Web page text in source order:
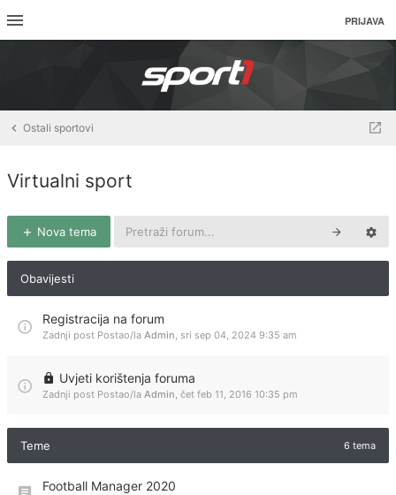
PRIJAVA
Ostali sportovi
Virtualni sport
Nova tema
Obavijesti
Registracija na forum
Zadnji post Postao/la Admin, sri sep 04, 2024 9:35 am
Uvjeti korištenja foruma
Zadnji post Postao/la Admin, čet feb 11, 2016 10:35 pm
Teme 6 tema
Football Manager 2020